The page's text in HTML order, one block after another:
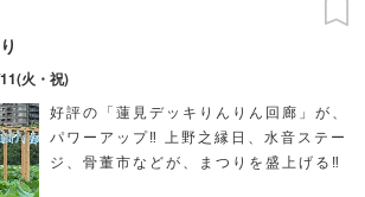
火・祝)
好評の「蓮見デッキりんりん回廊」が、
パワーアップ‼ 上野之縁日、水音ステー
ジ、骨董市などが、まつりを盛上げる‼